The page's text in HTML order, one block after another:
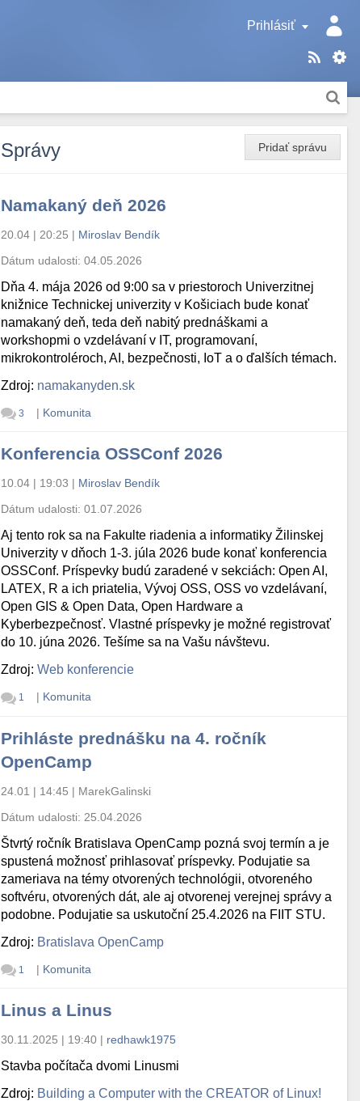
Prihlásiť
Pridať správu
Správy
Namakaný deň 2026
20.04 | 20:25 | Miroslav Bendík
Dátum udalosti:04.05.2026
Dňa 4. mája 2026 od 9:00 sa v priestoroch Univerzitnej
knižnice Technickej univerzity v Košiciach bude konať
namakaný deň, teda deň nabitý prednáškami a
workshopmi o vzdelávaní v IT, programovaní,
mikrokontroléroch, AI, bezpečnosti, IoT a o ďalších témach.
Zdroj: namakanyden.sk
3 | Komunita
Konferencia OSSConf 2026
10.04 | 19:03 | Miroslav Bendík
Dátum udalosti:01.07.2026
Aj tento rok sa na Fakulte riadenia a informatiky Žilinskej
Univerzity v dňoch 1-3. júla 2026 bude konať konferencia
OSSConf. Príspevky budú zaradené v sekciách: Open AI,
LATEX, R a ich priatelia, Vývoj OSS, OSS vo vzdelávaní,
Open GIS & Open Data, Open Hardware a
Kyberbezpečnosť. Vlastné príspevky je možné registrovať
do 10. júna 2026. Tešíme sa na Vašu návštevu.
Zdroj:Web konferencie
1 | Komunita
Prihláste prednášku na 4. ročník
OpenCamp
24.01 | 14:45 | MarekGalinski
Dátum udalosti: 25.04.2026
Štvrtý ročník Bratislava OpenCamp pozná svoj termín a je
spustená možnosť prihlasovať príspevky. Podujatie sa
zameriava na témy otvorených technológii, otvoreného
softvéru, otvorených dát, ale aj otvorenej verejnej správy a
podobne. Podujatie sa uskutoční 25.4.2026 na FIIT STU.
Zdroj: Bratislava OpenCamp
1 | Komunita
Linus a Linus
30.11.2025 | 19:40 | redhawk1975
Stavba počítača dvomi Linusmi
Zdroj: Building a Computer with the CREATOR of Linux!